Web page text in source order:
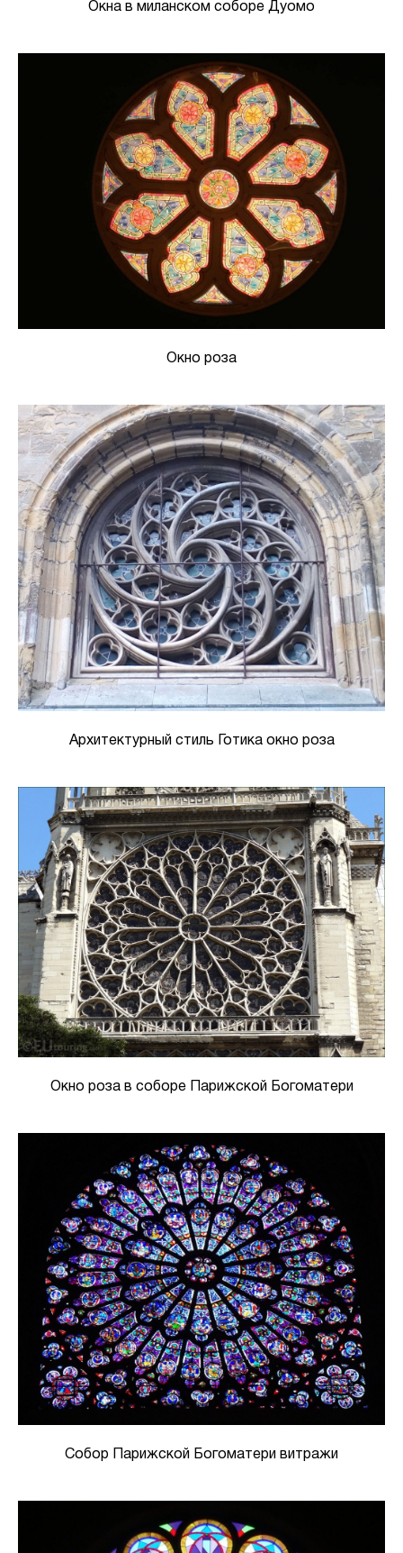
Окна в миланском соборе Дуомо
Окно роза
Архитектурный стиль Готика окно роза
Окно роза в соборе Парижской Богоматери
Собор Парижской Богоматери витражи